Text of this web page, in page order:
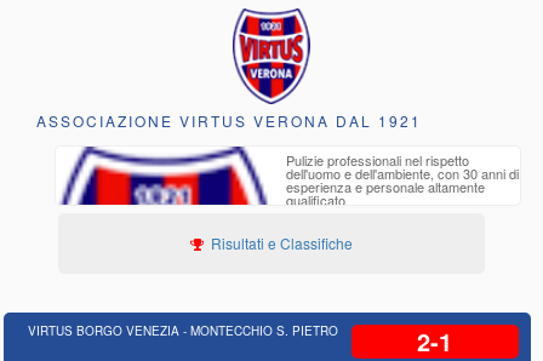
ASSOCIAZIONE VIRTUS VERONA DAL 1921
Pulizie professionali nel rispetto
dell'uomo e dell'ambiente, con 30 anni di
esperienza e personale altamente
qualificato
Risultati e Classifiche
VIRTUS BORGO VENEZIA - MONTECCHIO S. PIETRO 2-1